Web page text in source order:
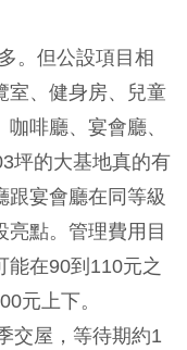
。但公設項目相
室、健身房、兒童
啡廳、宴會廳、
坪的大基地真的有
跟宴會廳在同等級
亮點。管理費用目
能在90到110元之
元上下。
交屋，等待期約1